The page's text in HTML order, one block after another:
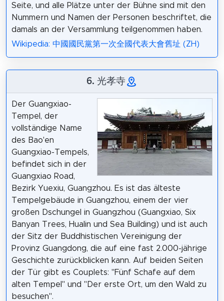
Seite, und alle Plätze unter der Bühne sind mit den
Nummern und Namen der Personen beschriftet, die
damals an der Versammlung teilgenommen haben.
Wikipedia: 中國國民黨第一次全國代表大會舊址 (ZH)
6. 光孝寺
Der Guangxiao-
Tempel, der
vollständige Name
des Bao'en
Guangxiao-Tempels,
befindet sich in der
Guangxiao Road,
Bezirk Yuexiu, Guangzhou. Es ist das älteste
Tempelgebäude in Guangzhou, einem der vier
großen Dschungel in Guangzhou (Guangxiao, Six
Banyan Trees, Hualin und Sea Building) und ist auch
der Sitz der Buddhistischen Vereinigung der
Provinz Guangdong, die auf eine fast 2.000-jährige
Geschichte zurückblicken kann. Auf beiden Seiten
der Tür gibt es Couplets: "Fünf Schafe auf dem
alten Tempel" und "Der erste Ort, um den Wald zu
besuchen".